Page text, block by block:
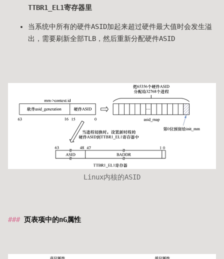
TTBR1_EL1寄存器里
当系统中所有的硬件ASID加起来超过硬件最大值时会发生溢
出，需要刷新全部TLB，然后重新分配硬件ASID
Linux内核的ASID
页表项中的nG属性